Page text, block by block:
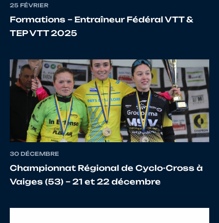
13 10135104614
10145571722 GUILLAUME Vadim
15 10133270809 SAVATTE Adam
16 10146205858 GUILLAUME
25 FÉVRIER
Formations – Entraîneur Fédéral VTT &
TEP VTT 2025
30 DÉCEMBRE
Championnat Régional de Cyclo-Cross à
Vaiges (53) – 21 et 22 décembre